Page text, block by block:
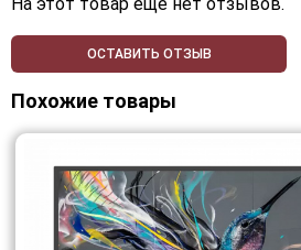
ОСТАВИТЬ ОТЗЫВ
Похожие товары